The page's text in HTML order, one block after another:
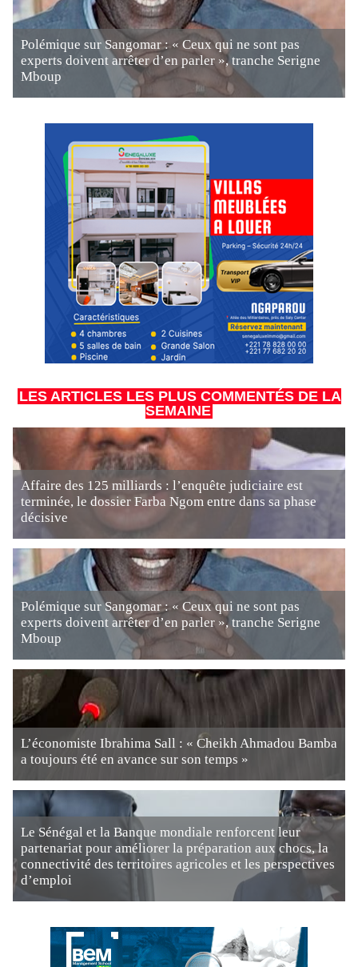
Polémique sur Sangomar : « Ceux qui ne sont pas
experts doivent arrêter d’en parler », tranche Serigne
Mboup
LES ARTICLES LES PLUS COMMENTÉS DE LA
SEMAINE
Affaire des 125 milliards : l’enquête judiciaire est
terminée, le dossier Farba Ngom entre dans sa phase
décisive
Polémique sur Sangomar : « Ceux qui ne sont pas
experts doivent arrêter d’en parler », tranche Serigne
Mboup
L’économiste Ibrahima Sall : « Cheikh Ahmadou Bamba
a toujours été en avance sur son temps »
Le Sénégal et la Banque mondiale renforcent leur
partenariat pour améliorer la préparation aux chocs, la
connectivité des territoires agricoles et les perspectives
d’emploi